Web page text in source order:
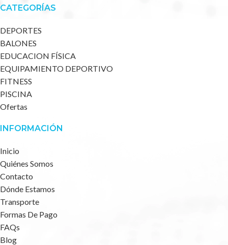
CATEGORÍAS
DEPORTES
BALONES
EDUCACION FÍSICA
EQUIPAMIENTO DEPORTIVO
FITNESS
PISCINA
Ofertas
INFORMACIÓN
Inicio
Quiénes Somos
Contacto
Dónde Estamos
Transporte
Formas De Pago
FAQs
Blog